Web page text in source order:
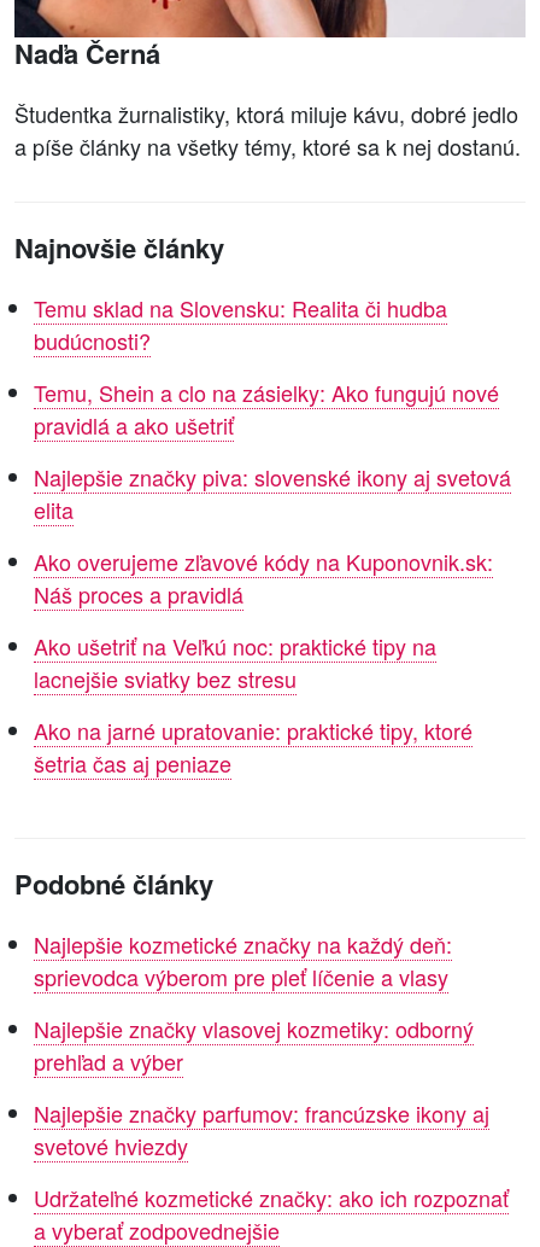
Naďa Černá
Študentka žurnalistiky, ktorá miluje kávu, dobré jedlo
a píše články na všetky témy, ktoré sa k nej dostanú.
Najnovšie články
Temu sklad na Slovensku: Realita či hudba
budúcnosti?
Temu, Shein a clo na zásielky: Ako fungujú nové
pravidlá a ako ušetriť
Najlepšie značky piva: slovenské ikony aj svetová
elita
Ako overujeme zľavové kódy na Kuponovnik.sk:
Náš proces a pravidlá
Ako ušetriť na Veľkú noc: praktické tipy na
lacnejšie sviatky bez stresu
Ako na jarné upratovanie: praktické tipy, ktoré
šetria čas aj peniaze
Podobné články
Najlepšie kozmetické značky na každý deň:
sprievodca výberom pre pleť líčenie a vlasy
Najlepšie značky vlasovej kozmetiky: odborný
prehľad a výber
Najlepšie značky parfumov: francúzske ikony aj
svetové hviezdy
Udržateľné kozmetické značky: ako ich rozpoznať
a vyberať zodpovednejšie